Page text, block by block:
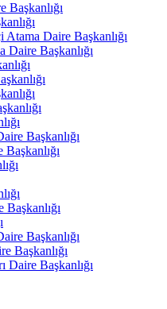
Başkanlığı
Atama Daire Başkanlığı
Daire Başkanlığı
Başkanlığı
Başkanlığı
Başkanlığı
Daire Başkanlığı